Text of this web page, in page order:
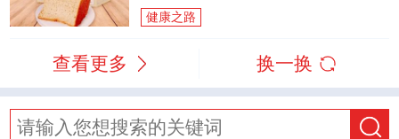
健康之路
查看更多 换一换